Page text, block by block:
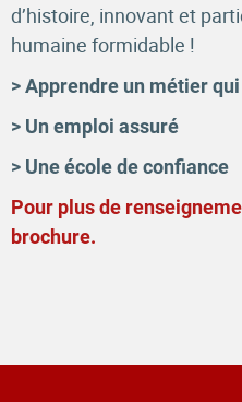
d’histoire, innovant et
humaine formidable !
> Apprendre un métier
> Un emploi assuré
> Une école de confiance
Pour plus de
brochure.